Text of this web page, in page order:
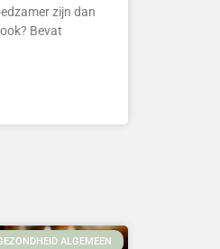
zijn dan
Bevat
ALGEMEEN